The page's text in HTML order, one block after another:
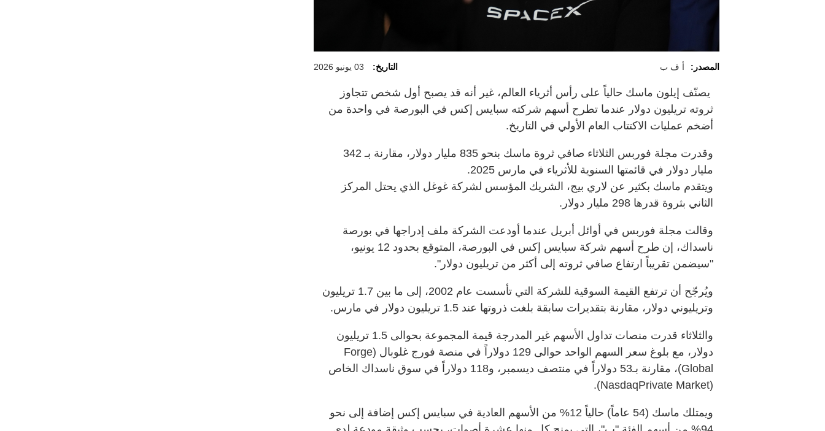
المصدر: أ ف ب التاريخ: 03 يونيو 2026
يصنّف إيلون ماسك حالياً على رأس أثرياء العالم، غير أنه قد يصبح أول شخص تتجاوز
ثروته تريليون دولار عندما تطرح أسهم شركته سبايس إكس في البورصة في واحدة من
أضخم عمليات الاكتتاب العام الأولي في التاريخ.
وقدرت مجلة فوربس الثلاثاء صافي ثروة ماسك بنحو 835 مليار دولار، مقارنة بـ 342
مليار دولار في قائمتها السنوية للأثرياء في مارس 2025.
ويتقدم ماسك بكثير عن لاري بيج، الشريك المؤسس لشركة غوغل الذي يحتل المركز
الثاني بثروة قدرها 298 مليار دولار.
وقالت مجلة فوربس في أوائل أبريل عندما أودعت الشركة ملف إدراجها في بورصة
ناسداك، إن طرح أسهم شركة سبايس إكس في البورصة، المتوقع بحدود 12 يونيو،
"سيضمن تقريباً ارتفاع صافي ثروته إلى أكثر من تريليون دولار".
ويُرجّح أن ترتفع القيمة السوقية للشركة التي تأسست عام 2002، إلى ما بين 1.7 تريليون
وتريليوني دولار، مقارنة بتقديرات سابقة بلغت ذروتها عند 1.5 تريليون دولار في مارس.
والثلاثاء قدرت منصات تداول الأسهم غير المدرجة قيمة المجموعة بحوالى 1.5 تريليون
دولار، مع بلوغ سعر السهم الواحد حوالى 129 دولاراً في منصة فورج غلوبال (Forge
Global)، مقارنة بـ53 دولاراً في منتصف ديسمبر، و118 دولاراً في سوق ناسداك الخاص
(NasdaqPrivate Market).
ويمتلك ماسك (54 عاماً) حالياً 12% من الأسهم العادية في سبايس إكس إضافة إلى نحو